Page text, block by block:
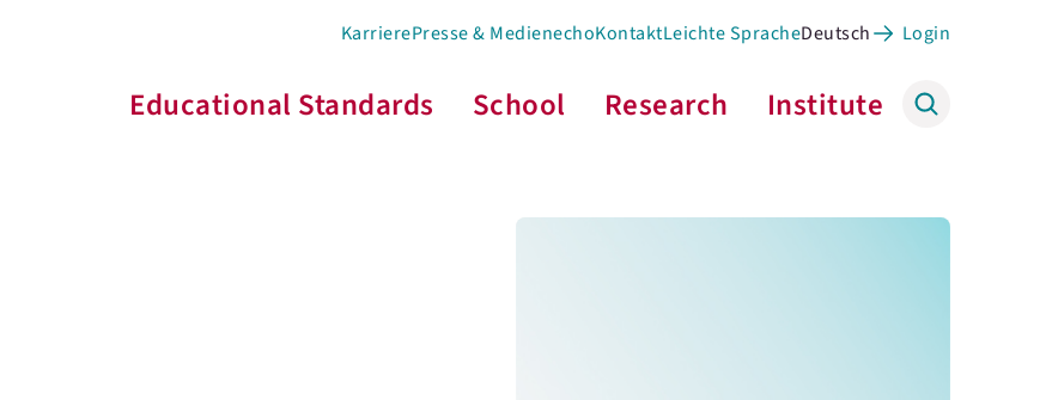
KarrierePresse & MedienechoKontaktLeichte SpracheDeutsch Login
Educational Standards School Research Institute